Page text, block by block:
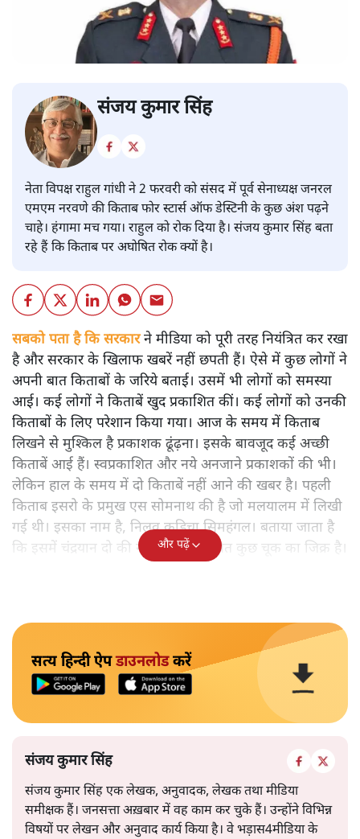
संजय कुमार सिंह
नेता विपक्ष राहुल गांधी ने 2 फरवरी को संसद में पूर्व सेनाध्यक्ष जनरल
एमएम नरवणे की किताब फोर स्टार्स ऑफ डेस्टिनी के कुछ अंश पढ़ने
चाहे। हंगामा मच गया। राहुल को रोक दिया है। संजय कुमार सिंह बता
रहे हैं कि किताब पर अघोषित रोक क्यों है।
सबको पता है कि सरकारने मीडिया को पूरी तरह नियंत्रित कर रखा
है और सरकार के खिलाफ खबरें नहीं छपती हैं। ऐसे में कुछ लोगों ने
अपनी बात किताबों के जरिये बताई। उसमें भी लोगों को समस्या
आई। कई लोगों ने किताबें खुद प्रकाशित कीं। कई लोगों को उनकी
किताबों के लिए परेशान किया गया। आज के समय में किताब
लिखने से मुश्किल है प्रकाशक ढूंढ़ना। इसके बावजूद कई अच्छी
किताबें आई हैं। स्वप्रकाशित और नये अनजाने प्रकाशकों की भी।
लेकिन हाल के समय में दो किताबें नहीं आने की खबर है। पहली
किताब इसरो के प्रमुख एस सोमनाथ की है जो मलयालम में लिखी
गई थी। इसका नाम है, निलवु कुडिचा सिमहंगल। बताया जाता है
कि इसमें चंद्रयान दो की नाकामी से संबंधित कुछ चूक का जिक्र है।
और पढ़ें
सत्य हिन्दी ऐपडाउनलोडकरें
संजय कुमार सिंह
संजय कुमार सिंह एक लेखक, अनुवादक, लेखक तथा मीडिया
समीक्षक हैं। जनसत्ता अख़बार में वह काम कर चुके हैं। उन्होंने विभिन्न
विषयों पर लेखन और अनुवाद कार्य किया है। वे भड़ास4मीडिया के